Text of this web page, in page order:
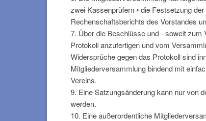
zwei Kassenprüfern • die Festsetzung
Rechenschaftsberichts des Vorstandes
7. Über die Beschlüsse und - soweit zum
Protokoll anzufertigen und vom
Widersprüche gegen das Protokoll sind
Mitgliederversammlung bindend mit
Vereins.
9. Eine Satzungsänderung kann nur von
werden.
10. Eine außerordentliche